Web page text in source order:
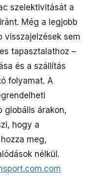
szelektivitását a
Még a legjobb
visszajelzések sem
tapasztalathoz –
és a szállítás
folyamat. A
globális árakon,
hogy a
meg,
nélkül.